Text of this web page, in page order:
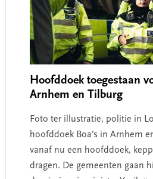
Hoofddoek toegestaan
Arnhem en Tilburg
Foto ter illustratie, politie in
hoofddoek Boa’s in Arnhem
vanaf nu een hoofddoek,
dragen. De gemeenten gaan